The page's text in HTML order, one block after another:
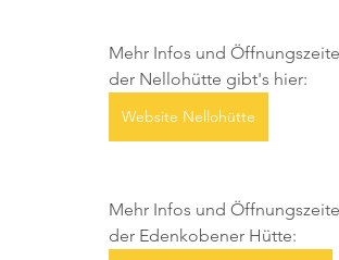
Mehr Infos und
der Nellohütte gibt's hier:
Website Nellohütte
Mehr Infos und
der Edenkobener Hütte: